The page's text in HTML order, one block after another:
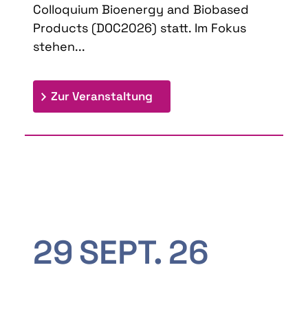
Colloquium Bioenergy and Biobased
Products (DOC2026) statt. Im Fokus
stehen...
Zur Veranstaltung
29SEPT. 26